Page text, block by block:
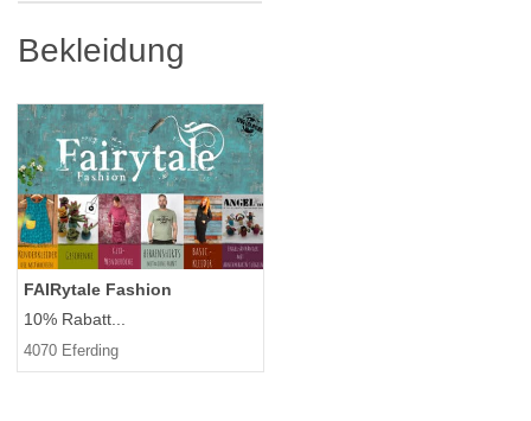
Bekleidung
FAIRytale Fashion
10% Rabatt...
4070 Eferding